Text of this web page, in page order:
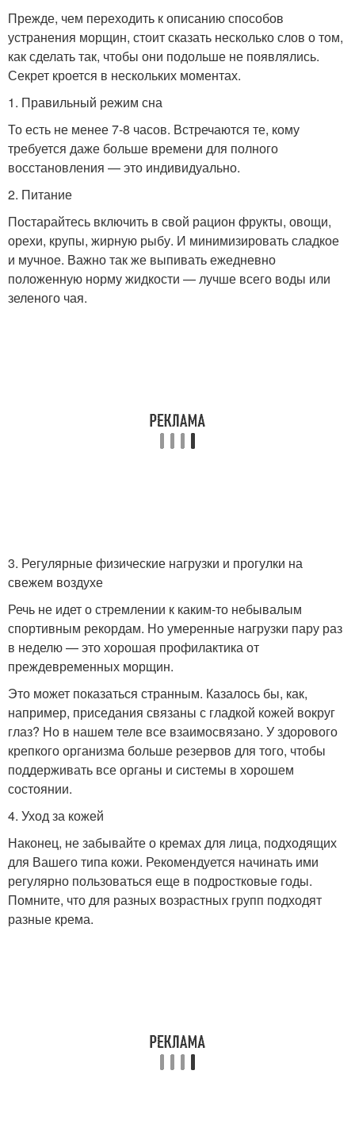
Прежде, чем переходить к описанию способов
устранения морщин, стоит сказать несколько слов о том,
как сделать так, чтобы они подольше не появлялись.
Секрет кроется в нескольких моментах.
1. Правильный режим сна
То есть не менее 7-8 часов. Встречаются те, кому
требуется даже больше времени для полного
восстановления — это индивидуально.
2. Питание
Постарайтесь включить в свой рацион фрукты, овощи,
орехи, крупы, жирную рыбу. И минимизировать сладкое
и мучное. Важно так же выпивать ежедневно
положенную норму жидкости — лучше всего воды или
зеленого чая.
3. Регулярные физические нагрузки и прогулки на
свежем воздухе
Речь не идет о стремлении к каким-то небывалым
спортивным рекордам. Но умеренные нагрузки пару раз
в неделю — это хорошая профилактика от
преждевременных морщин.
Это может показаться странным. Казалось бы, как,
например, приседания связаны с гладкой кожей вокруг
глаз? Но в нашем теле все взаимосвязано. У здорового
крепкого организма больше резервов для того, чтобы
поддерживать все органы и системы в хорошем
состоянии.
4. Уход за кожей
Наконец, не забывайте о кремах для лица, подходящих
для Вашего типа кожи. Рекомендуется начинать ими
регулярно пользоваться еще в подростковые годы.
Помните, что для разных возрастных групп подходят
разные крема.